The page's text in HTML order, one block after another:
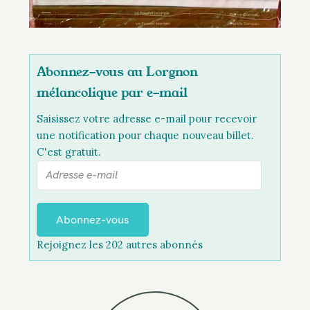
Abonnez-vous au Lorgnon
mélancolique par e-mail
Saisissez votre adresse e-mail pour recevoir
une notification pour chaque nouveau billet.
C'est gratuit.
r
s
s
Abonnez-vous
Rejoignez les 202 autres abonnés